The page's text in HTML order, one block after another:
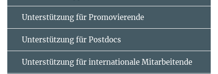
Unterstützung für Promovierende
Unterstützung für Postdocs
Unterstützung für internationale Mitarbeitende